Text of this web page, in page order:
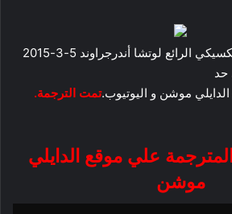
حصريا عرض الاتحاد المكسيكي الرائع لوتشا أندرجراوند 5-3-2015
موشن و اليوتيوب.تمت الترجمة.
علي موقع الدايلي
موشن